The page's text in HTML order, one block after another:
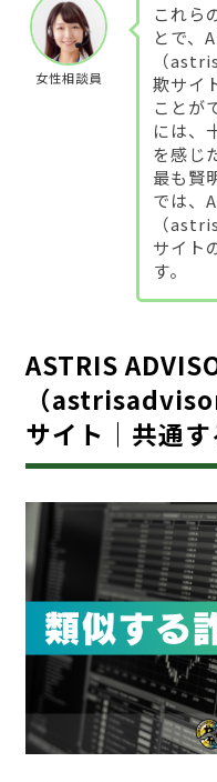
女性相談員
これら
とで、
（
欺サイ
ことが
には、
を感じ
最も賢
では、
（
サイト
す。
ASTRIS
（
サイト｜共通